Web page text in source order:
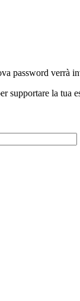
password verrà
supportare la tua